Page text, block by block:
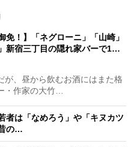
免！】「ネグローニ」「山崎」
新宿三丁目の隠れ家バーで1…
、昼から飲むお酒にはまた格
作家の大竹…
者は「なめろう」や「キヌカツ
の…